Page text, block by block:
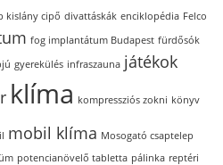
kislány cipő divattáskák enciklopédia Felco
fog implantátum Budapest fürdősók
gyerekülés infraszauna játékok
klíma kompressziós zokni könyv
mobil klíma Mosogató csaptelep
potencianövelő tabletta pálinka reptéri